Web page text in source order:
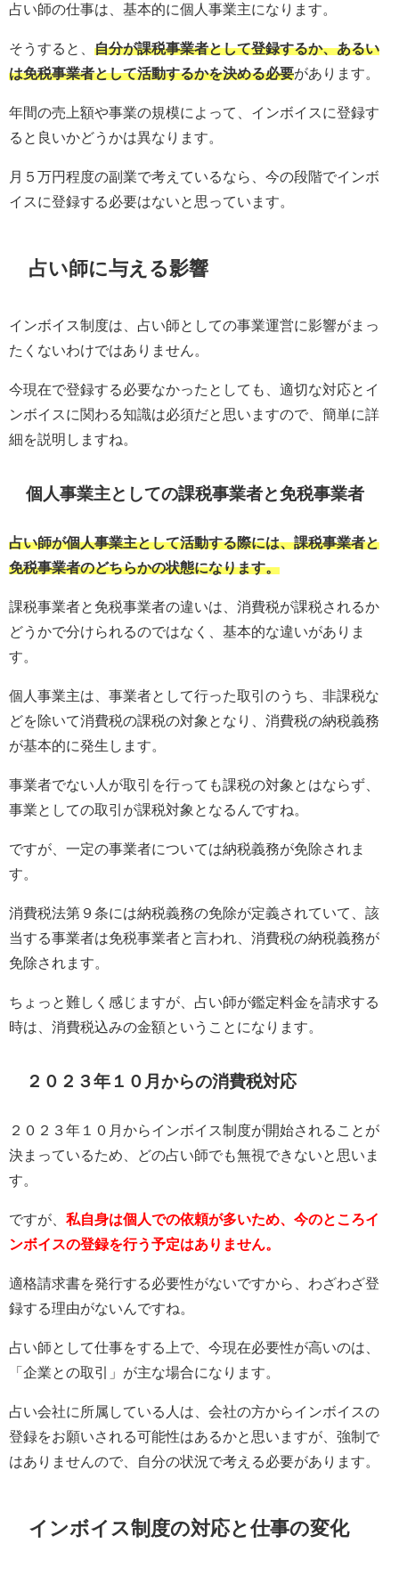
占い師の仕事は、基本的に個人事業主になります。
そうすると、 自分が課税事業者として登録するか、あるい
は免税事業者として活動するかを決める必要があります。
年間の売上額や事業の規模によって、インボイスに登録す
ると良いかどうかは異なります。
月５万円程度の副業で考えているなら、今の段階でインボ
イスに登録する必要はないと思っています。
占い師に与える影響
インボイス制度は、占い師としての事業運営に影響がまっ
たくないわけではありません。
今現在で登録する必要なかったとしても、適切な対応とイ
ンボイスに関わる知識は必須だと思いますので、簡単に詳
細を説明しますね。
個人事業主としての課税事業者と免税事業者
占い師が個人事業主として活動する際には、課税事業者と
免税事業者のどちらかの状態になります。
課税事業者と免税事業者の違いは、消費税が課税されるか
どうかで分けられるのではなく、基本的な違いがありま
す。
個人事業主は、事業者として行った取引のうち、非課税な
どを除いて消費税の課税の対象となり、消費税の納税義務
が基本的に発生します。
事業者でない人が取引を行っても課税の対象とはならず、
事業としての取引が課税対象となるんですね。
ですが、一定の事業者については納税義務が免除されま
す。
消費税法第９条には納税義務の免除が定義されていて、該
当する事業者は免税事業者と言われ、消費税の納税義務が
免除されます。
ちょっと難しく感じますが、占い師が鑑定料金を請求する
時は、消費税込みの金額ということになります。
２０２３年１０月からの消費税対応
２０２３年１０月からインボイス制度が開始されることが
決まっているため、どの占い師でも無視できないと思いま
す。
ですが、 私自身は個人での依頼が多いため、今のところイ
ンボイスの登録を行う予定はありません。
適格請求書を発行する必要性がないですから、わざわざ登
録する理由がないんですね。
占い師として仕事をする上で、今現在必要性が高いのは、
「企業との取引」が主な場合になります。
占い会社に所属している人は、会社の方からインボイスの
登録をお願いされる可能性はあるかと思いますが、強制で
はありませんので、自分の状況で考える必要があります。
インボイス制度の対応と仕事の変化